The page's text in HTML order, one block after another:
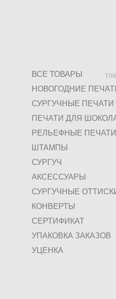
ВСЕ ТОВАРЫ
НОВОГОДНИЕ
СУРГУЧНЫЕ ПЕЧАТИ
ПЕЧАТИ ДЛЯ
РЕЛЬЕФНЫЕ ПЕЧАТИ
ШТАМПЫ
СУРГУЧ
АКСЕССУАРЫ
СУРГУЧНЫЕ
КОНВЕРТЫ
СЕРТИФИКАТ
УПАКОВКА ЗАКАЗОВ
УЦЕНКА